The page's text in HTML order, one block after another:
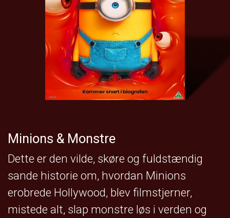
Minions & Monstre
Dette er den vilde, skøre og fuldstændig
sande historie om, hvordan Minions
erobrede Hollywood, blev filmstjerner,
mistede alt, slap monstre løs i verden og